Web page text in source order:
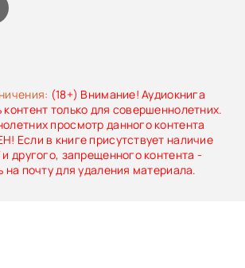
(18+) Внимание! Аудиокнига
только для совершеннолетних.
просмотр данного контента
Если в книге присутствует наличие
другого, запрещенного контента -
на почту для удаления материала.